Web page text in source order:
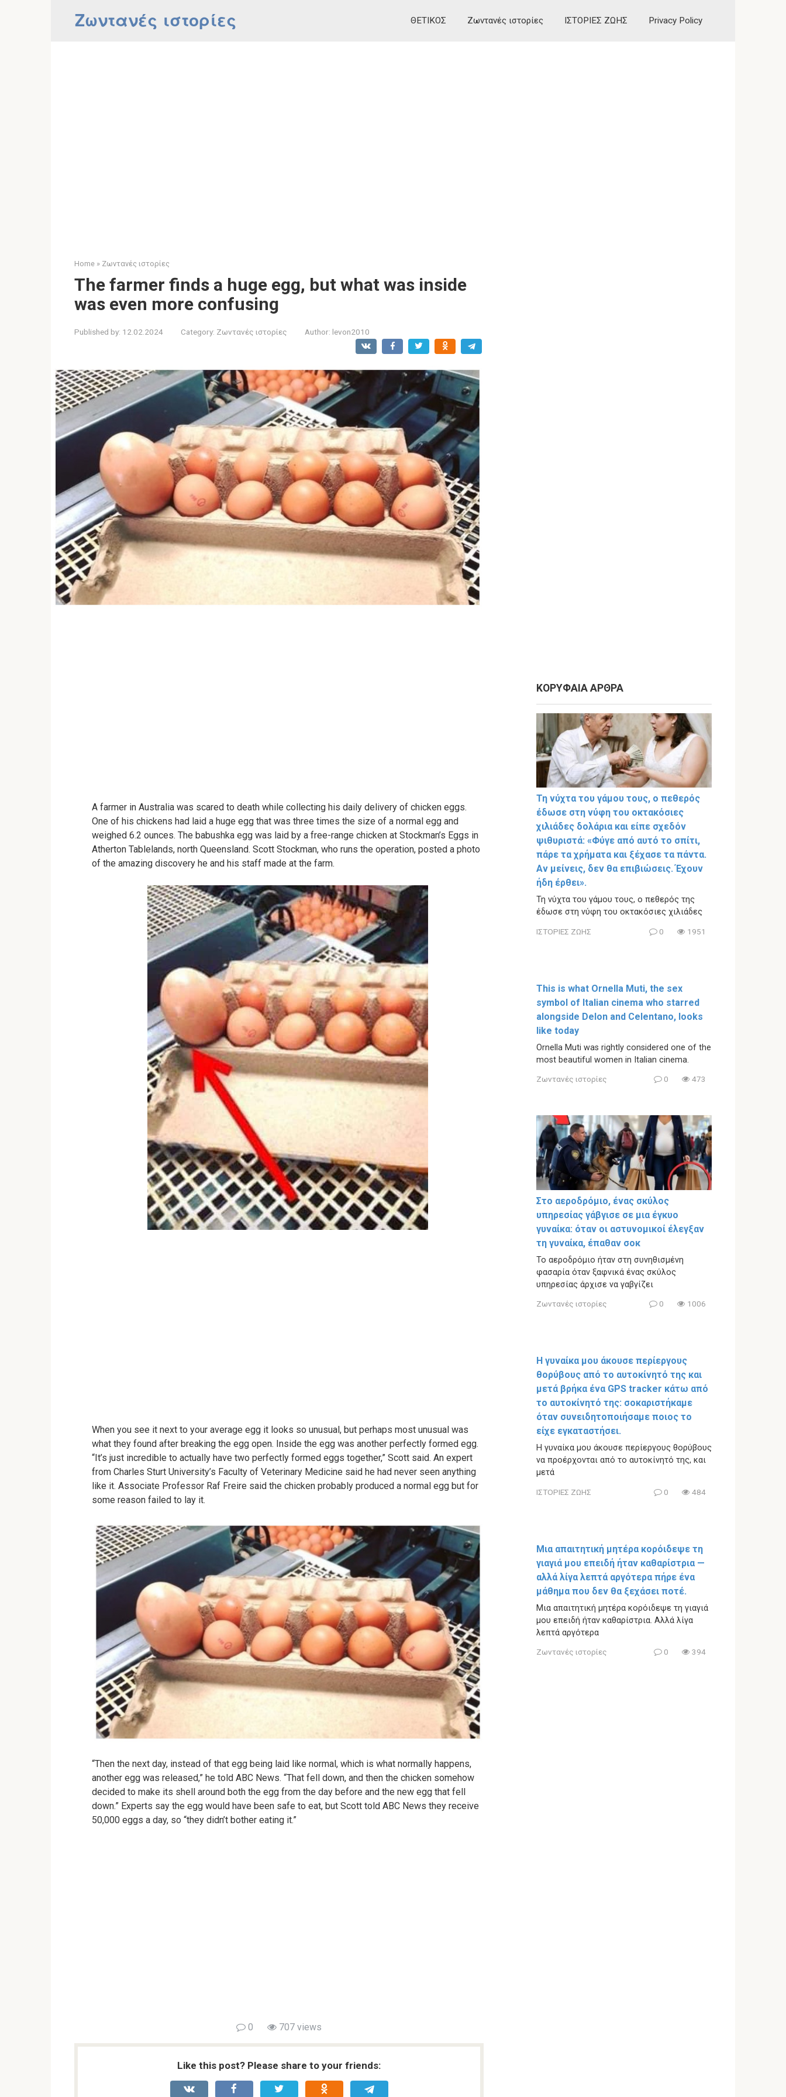
Ζωντανές ιστορίες ΘΕΤΙΚΟΣ Ζωντανές ιστορίες ΙΣΤΟΡΙΕΣ ΖΩΗΣ Privacy Policy
Home » Ζωντανές ιστορίες
The farmer finds a huge egg, but what was inside
was even more confusing
Published by: 12.02.2024 Category: Ζωντανές ιστορίες Author: levon2010
A farmer in Australia was scared to death while collecting his daily delivery of chicken eggs.
One of his chickens had laid a huge egg that was three times the size of a normal egg and
weighed 6.2 ounces. The babushka egg was laid by a free-range chicken at Stockman’s Eggs in
Atherton Tablelands, north Queensland. Scott Stockman, who runs the operation, posted a photo
of the amazing discovery he and his staff made at the farm.
When you see it next to your average egg it looks so unusual, but perhaps most unusual was
what they found after breaking the egg open. Inside the egg was another perfectly formed egg.
“It’s just incredible to actually have two perfectly formed eggs together,” Scott said. An expert
from Charles Sturt University’s Faculty of Veterinary Medicine said he had never seen anything
like it. Associate Professor Raf Freire said the chicken probably produced a normal egg but for
some reason failed to lay it.
“Then the next day, instead of that egg being laid like normal, which is what normally happens,
another egg was released,” he told ABC News. “That fell down, and then the chicken somehow
decided to make its shell around both the egg from the day before and the new egg that fell
down.” Experts say the egg would have been safe to eat, but Scott told ABC News they receive
50,000 eggs a day, so “they didn’t bother eating it.”
0 707 views
Like this post? Please share to your friends:
ΚΟΡΥΦΑΙΑ ΑΡΘΡΑ
Τη νύχτα του γάμου τους, ο πεθερός
έδωσε στη νύφη του οκτακόσιες
χιλιάδες δολάρια και είπε σχεδόν
ψιθυριστά: «Φύγε από αυτό το σπίτι,
πάρε τα χρήματα και ξέχασε τα πάντα.
Αν μείνεις, δεν θα επιβιώσεις. Έχουν
ήδη έρθει».
Τη νύχτα του γάμου τους, ο πεθερός της
έδωσε στη νύφη του οκτακόσιες χιλιάδες
ΙΣΤΟΡΙΕΣ ΖΩΗΣ 0 1951
This is what Ornella Muti, the sex
symbol of Italian cinema who starred
alongside Delon and Celentano, looks
like today
Ornella Muti was rightly considered one of the
most beautiful women in Italian cinema.
Ζωντανές ιστορίες 0 473
Στο αεροδρόμιο, ένας σκύλος
υπηρεσίας γάβγισε σε μια έγκυο
γυναίκα: όταν οι αστυνομικοί έλεγξαν
τη γυναίκα, έπαθαν σοκ
Το αεροδρόμιο ήταν στη συνηθισμένη
φασαρία όταν ξαφνικά ένας σκύλος
υπηρεσίας άρχισε να γαβγίζει
Ζωντανές ιστορίες 0 1006
Η γυναίκα μου άκουσε περίεργους
θορύβους από το αυτοκίνητό της και
μετά βρήκα ένα GPS tracker κάτω από
το αυτοκίνητό της: σοκαριστήκαμε
όταν συνειδητοποιήσαμε ποιος το
είχε εγκαταστήσει.
Η γυναίκα μου άκουσε περίεργους θορύβους
να προέρχονται από το αυτοκίνητό της, και
μετά
ΙΣΤΟΡΙΕΣ ΖΩΗΣ 0 484
Μια απαιτητική μητέρα κορόιδεψε τη
γιαγιά μου επειδή ήταν καθαρίστρια —
αλλά λίγα λεπτά αργότερα πήρε ένα
μάθημα που δεν θα ξεχάσει ποτέ.
Μια απαιτητική μητέρα κορόιδεψε τη γιαγιά
μου επειδή ήταν καθαρίστρια. Αλλά λίγα
λεπτά αργότερα
Ζωντανές ιστορίες 0 394